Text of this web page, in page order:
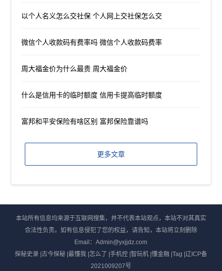
以个人名义怎么交社保 个人网上交社保怎么交
微信个人收款码有费率吗 微信个人收款码费率
周大福金价为什么最贵 周大福金价
什么是信用卡的临时额度 信用卡提高临时额度
富邦和平安保险有啥区别 富邦保险靠谱吗
更多文章
本站所有信息均来源于互联网搜集，并不代表本站观点，本站不对其真实
合法性负责。如有信息侵犯了您的权益，请告知，本站将立刻删除
Email：Admin@yxjjdz.com
探秘史录|古今探秘|最懂我|怎么了 |手机控|智玩机|懂金融 |Tag |辽ICP备
2021009207号